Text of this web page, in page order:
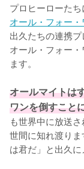
プロヒーローたち
オール・フォー・
出久たちの連携
オール・フォー
ます。
オールマイトは
ワンを倒すこと
も世界中に放送
世間に知れ渡り
は君だ」と出久に